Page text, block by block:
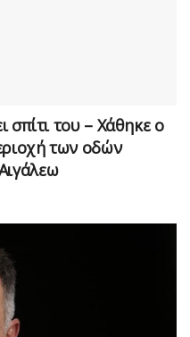
σπίτι του – Χάθηκε ο
των οδών